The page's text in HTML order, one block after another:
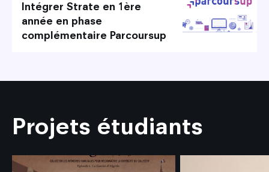
Intégrer Strate en 1ère
année en phase
complémentaire Parcoursup
Projets étudiants